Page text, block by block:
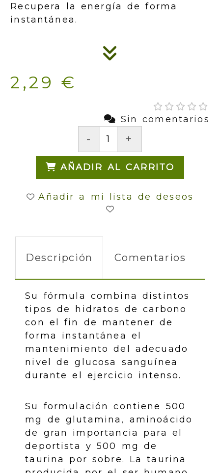
Recupera la energía de forma
instantánea.
2,29 €
Sin comentarios
- +
AÑADIR AL CARRITO
Añadir a mi lista de deseos
Descripción Comentarios
Su fórmula combina distintos
tipos de hidratos de carbono
con el fin de mantener de
forma instantánea el
mantenimiento del adecuado
nivel de glucosa sanguínea
durante el ejercicio intenso.
Su formulación contiene 500
mg de glutamina, aminoácido
de gran importancia para el
deportista y 500 mg de
taurina por sobre. La taurina